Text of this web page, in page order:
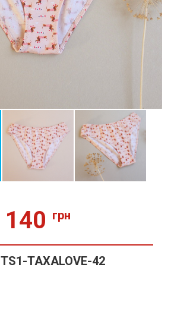
140 грн
TS1-TAXALOVE-42